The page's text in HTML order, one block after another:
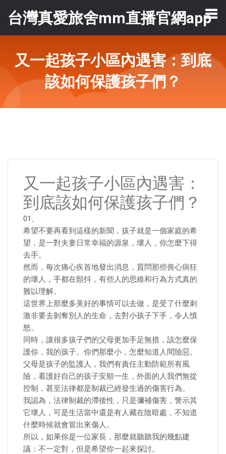
台灣真愛旅舍mm直播官網app
又一起孩子小區內遇害：到底
該如何保護孩子們？
又一起孩子小區內遇害：
到底該如何保護孩子們？
01、
希望不要再看到這樣的新聞，孩子就是一個家庭的希
望，是一對夫妻日常幸福的源泉，壞人，你怎麼下得
去手。
然而，每次痛心疾首地發出消息，質問那些喪心病狂
的壞人，手都在顫抖，有些人的思維和行為方式真的
難以理解。
這世界上那麼多美好的事情可以去做，是受了什麼刺
激非要去剝奪別人的生命，去對小孩子下手，令人憤
怒。
同時，讓很多孩子們的父母更加手足無措，該怎麼保
護你，我的孩子。你們那麼小，怎麼知道人間險惡。
父母是孩子的監護人，我們有責任主動防範所有風
險，看護好自己的孩子安順一生，外面的人我們無從
控制，甚至法律都是制裁已經發生過的傷害行為。
我認為，法律制裁的滯後性，只是彌補傷害，警示其
它壞人，可是生活當中還是有人藏在陰暗處，不知道
什麼時候就會冒出來傷人。
所以，如果你是一位家長，那麼就聽聽我的幾點建
議：不一定對，但是希望你一起來探討。